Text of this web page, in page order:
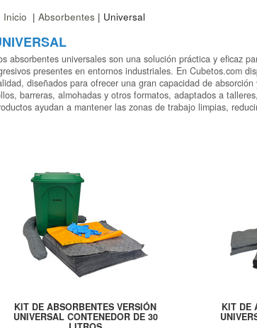
Inicio | Absorbentes | Universal
absorbentes universales son una solución práctica y eficaz
presentes en entornos industriales. En Cubetos.com
diseñados para ofrecer una gran capacidad de
barreras, almohadas y otros formatos, adaptados a
ayudan a mantener las zonas de trabajo limpias,
KIT DE ABSORBENTES VERSIÓN
UNIVERSAL CONTENEDOR DE 30
KIT DE